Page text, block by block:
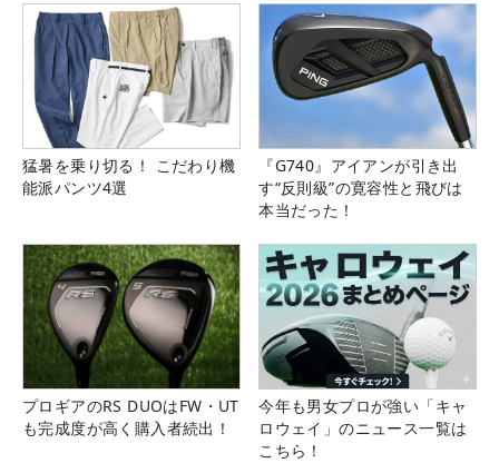
猛暑を乗り切る！ こだわり機
能派パンツ4選
『G740』アイアンが引き出
す“反則級”の寛容性と飛びは
本当だった！
プロギアのRS DUOはFW・UT
も完成度が高く購入者続出！
今年も男女プロが強い「キャ
ロウェイ」のニュース一覧は
こちら！